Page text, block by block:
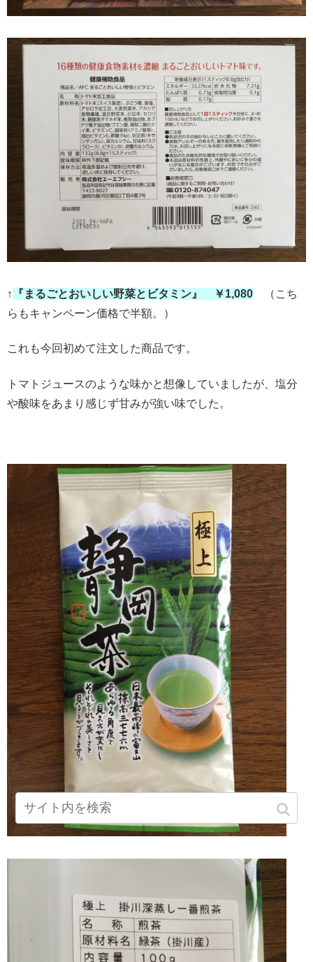
↑ 『まるごとおいしい野菜とビタミン』 ￥1,080 （こち
らもキャンペーン価格で半額。）
これも今回初めて注文した商品です。
トマトジュースのような味かと想像していましたが、塩分
や酸味をあまり感じず甘みが強い味でした。